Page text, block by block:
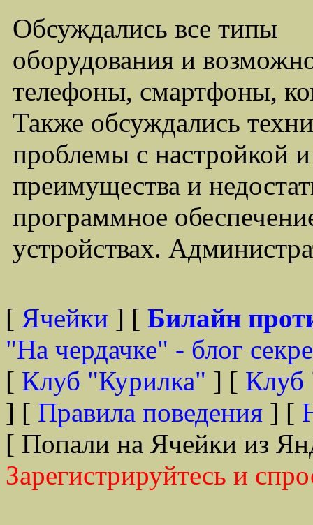
Обсуждались все типы
оборудования и
телефоны, смартфоны,
Также обсуждались
проблемы с настройкой
преимущества и
программное
устройствах.
[ Ячейки ] [ Билайн
"На чердачке" - блог
[ Клуб "Курилка" ] [ Клуб
] [ Правила поведения ] [
[ Попали на Ячейки из
Зарегистрируйтесь и